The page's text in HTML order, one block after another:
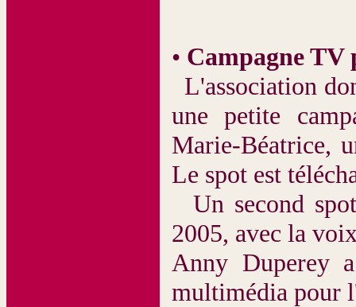
• Campagne TV
L'association
une petite
Marie-Béatrice,
Le spot est
Un second
2005, avec la
Anny Duperey
multimédia pour